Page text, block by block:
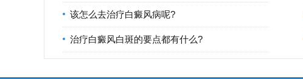
该怎么去治疗白癜风病呢?
治疗白癜风白斑的要点都有什么?